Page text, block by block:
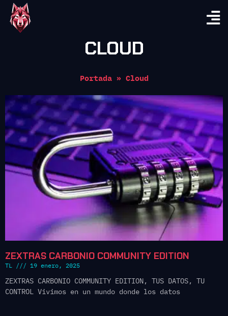
CLOUD
Portada» Cloud
ZEXTRAS CARBONIO COMMUNITY EDITION
TL 19 enero, 2025
ZEXTRAS CARBONIO COMMUNITY EDITION, TUS DATOS, TU
CONTROL Vivimos en un mundo donde los datos